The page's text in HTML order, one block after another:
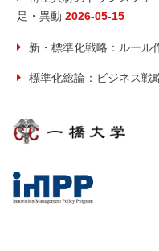
足・異動 2026-05-15
新・標準化戦略：ルール
標準化総論：ビジネス戦